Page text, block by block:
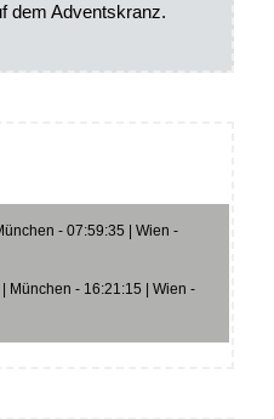
dem Adventskranz.
- 07:59:35 | Wien -
München - 16:21:15 | Wien -